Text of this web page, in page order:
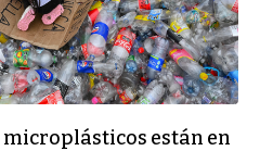
microplásticos están en